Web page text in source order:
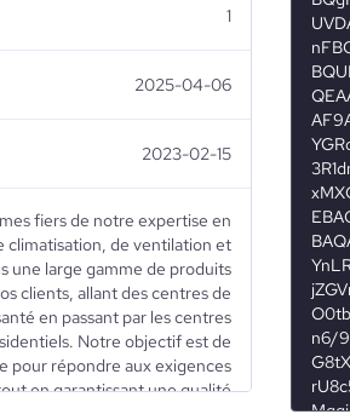
1
2025-04-06
2023-02-15
fiers de notre expertise en
climatisation, de ventilation et
une large gamme de produits
clients, allant des centres de
en passant par les centres
Notre objectif est de
pour répondre aux exigences
en garantissant une qualité